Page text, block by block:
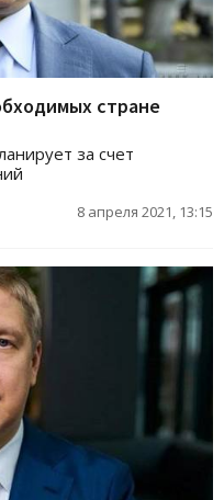
стране
за счет
8 апреля 2021, 13:15